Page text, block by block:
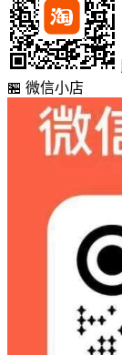
🏪 微信小店